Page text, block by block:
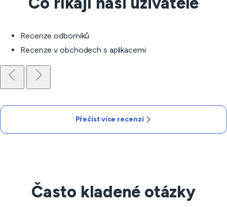
Recenze odborníků
Recenze v obchodech s aplikacemi
Přečíst více recenzí
Často kladené otázky